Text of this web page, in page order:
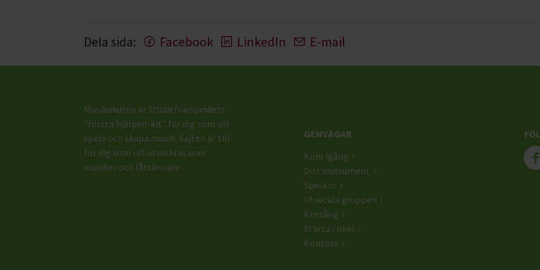
Dela sida: Facebook LinkedIn E-mail
Musikakuten är Studiefrämjandets
"första hjälpen-kit" för dig som vill
spela och skapa musik. Sajten är till
för dig som vill utvecklas som
musiker och låtskrivare.
GENVÄGAR
Kom igång
Ditt instrument
Spela in
Utveckla gruppen
Körsång
Starta cirkel
Kontakt